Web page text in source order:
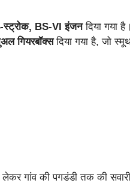
स्ट्रोक, BS-VI इंजनदिया गया
गियरबॉक्सदिया गया है, जो
गांव की पगडंडी तक की